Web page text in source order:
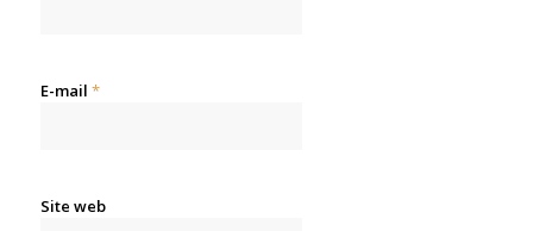
E-mail *
Site web